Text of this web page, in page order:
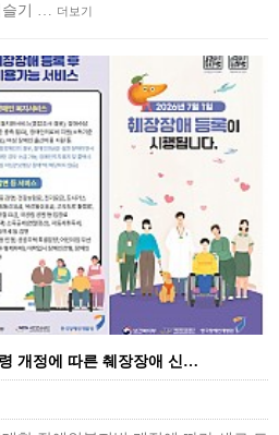
슬기 …
더보기
개정에 따른 췌장장애 신…